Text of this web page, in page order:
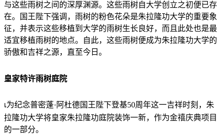
与这些雨树之间的深厚渊源。这些雨树自大学创立之初便已存
在。国王陛下强调，雨树的粉色花朵是朱拉隆功大学的重要象
征，并表示这些移植到大学的雨树生长良好，而且此处也是最
适宜移植雨树的地点。自此，这些雨树便成为朱拉隆功大学的
骄傲和吉祥之源，直至今日。
皇家特许雨树庭院
เ为纪念普密蓬·阿杜德国王陛下登基50周年这一吉祥时刻，朱
拉隆功大学将皇家朱拉隆功庭院装饰一新，作为金禧庆典项目
的一部分。